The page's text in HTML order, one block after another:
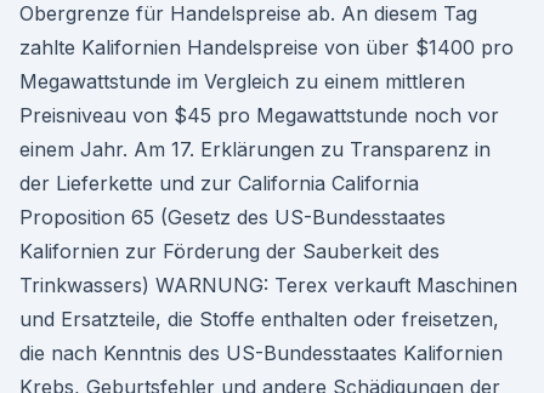
Obergrenze für Handelspreise ab. An diesem Tag
zahlte Kalifornien Handelspreise von über $1400 pro
Megawattstunde im Vergleich zu einem mittleren
Preisniveau von $45 pro Megawattstunde noch vor
einem Jahr. Am 17. Erklärungen zu Transparenz in
der Lieferkette und zur California California
Proposition 65 (Gesetz des US-Bundesstaates
Kalifornien zur Förderung der Sauberkeit des
Trinkwassers) WARNUNG: Terex verkauft Maschinen
und Ersatzteile, die Stoffe enthalten oder freisetzen,
die nach Kenntnis des US-Bundesstaates Kalifornien
Krebs, Geburtsfehler und andere Schädigungen der